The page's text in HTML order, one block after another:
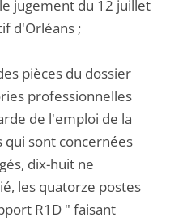
jugement du 12 juillet
d'Orléans ;
pièces du dossier
professionnelles
de l'emploi de la
qui sont concernées
dix-huit ne
les quatorze postes
R1D " faisant